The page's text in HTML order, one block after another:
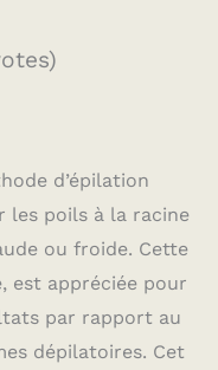
d’épilation
les poils à la racine
ou froide. Cette
est appréciée pour
par rapport au
dépilatoires. Cet